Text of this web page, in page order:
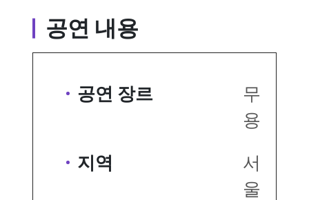
공연 내용
공연 장르
무
용
지역
서
울